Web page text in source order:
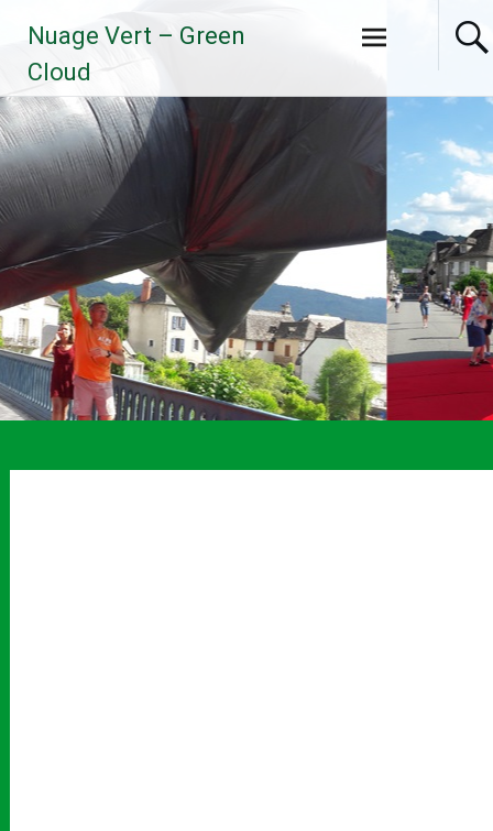
contenu
principal
Nuage Vert – Green
Cloud